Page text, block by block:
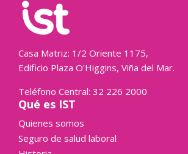
Casa Matriz: 1/2 Oriente 1175,
Edificio Plaza O'Higgins, Viña del Mar.
Teléfono Central: 32 226 2000
Qué es IST
Quienes somos
Seguro de salud laboral